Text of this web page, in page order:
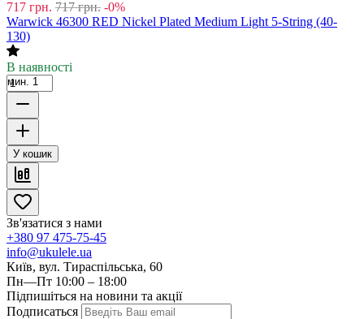
717 грн. 717 грн. -0%
Warwick 46300 RED Nickel Plated Medium Light 5-String (40-
130)
В наявності
мин. 1
У кошик
Зв'язатися з нами
+380 97 475-75-45
info@ukulele.ua
Київ, вул. Тираспільська, 60
Пн—Пт 10:00 – 18:00
Підпишіться на новини та акції
Подписаться